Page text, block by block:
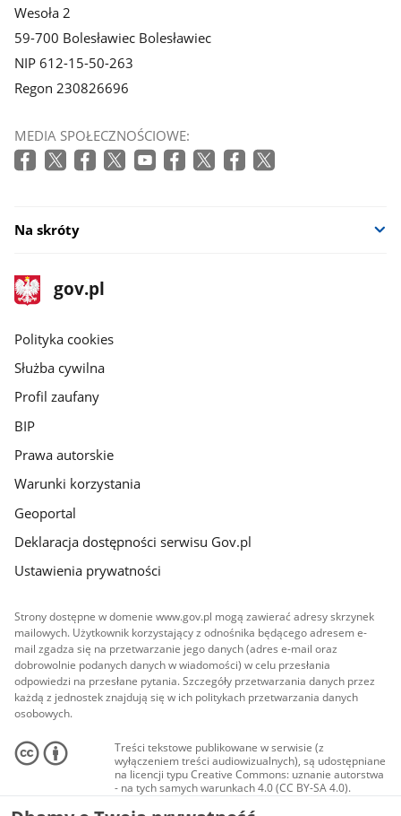
Wesoła 2
59-700 Bolesławiec Bolesławiec
NIP 612-15-50-263
Regon 230826696
MEDIA SPOŁECZNOŚCIOWE:
Na skróty
stopka
gov.pl
Strona
gov.pl
gov.pl
Polityka cookies
Służba cywilna
Profil zaufany
BIP
Prawa autorskie
Warunki korzystania
Geoportal
Deklaracja dostępności serwisu Gov.pl
Ustawienia prywatności
Strony dostępne w domenie www.gov.pl mogą zawierać adresy skrzynek
mailowych. Użytkownik korzystający z odnośnika będącego adresem e-
mail zgadza się na przetwarzanie jego danych (adres e-mail oraz
dobrowolnie podanych danych w wiadomości) w celu przesłania
odpowiedzi na przesłane pytania. Szczegóły przetwarzania danych przez
każdą z jednostek znajdują się w ich politykach przetwarzania danych
osobowych.
Treści tekstowe publikowane w serwisie (z
wyłączeniem treści audiowizualnych), są udostępniane
na licencji typu Creative Commons: uznanie autorstwa
- na tych samych warunkach 4.0 (CC BY-SA 4.0).
Materiały audiowizualne, w tym zdjęcia, materiały